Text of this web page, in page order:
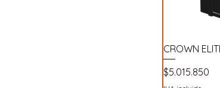
CROWN
Precio
$5.015.850